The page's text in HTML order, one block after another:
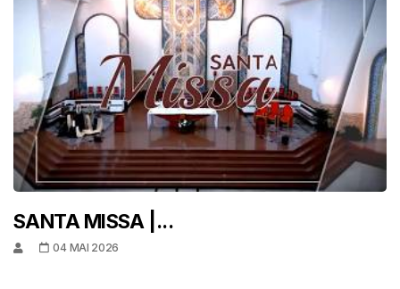
SANTA MISSA |...
04 MAI 2026